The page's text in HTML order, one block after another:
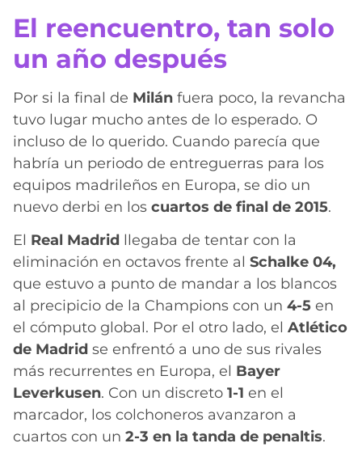
El reencuentro, tan solo
un año después
Por si la final de Milán fuera poco, la revancha
tuvo lugar mucho antes de lo esperado. O
incluso de lo querido. Cuando parecía que
habría un periodo de entreguerras para los
equipos madrileños en Europa, se dio un
nuevo derbi en los cuartos de final de 2015.
El Real Madrid llegaba de tentar con la
eliminación en octavos frente al Schalke 04,
que estuvo a punto de mandar a los blancos
al precipicio de la Champions con un 4-5 en
el cómputo global. Por el otro lado, el Atlético
de Madrid se enfrentó a uno de sus rivales
más recurrentes en Europa, el Bayer
Leverkusen. Con un discreto 1-1 en el
marcador, los colchoneros avanzaron a
cuartos con un 2-3 en la tanda de penaltis.